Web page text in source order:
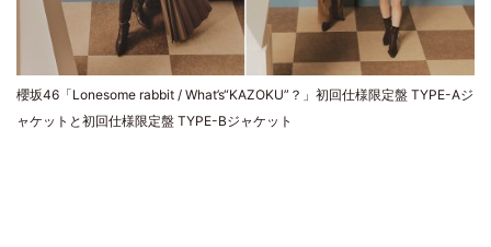
櫻坂46「Lonesome rabbit / What’s“KAZOKU”？」初回仕様限定盤 TYPE-Aジ
ャケットと初回仕様限定盤 TYPE-Bジャケット